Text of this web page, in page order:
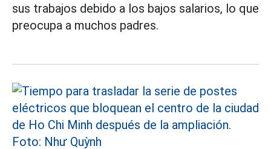
sus trabajos debido a los bajos salarios, lo que
preocupa a muchos padres.